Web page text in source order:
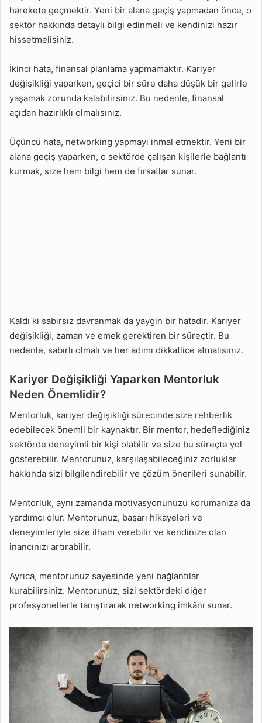
harekete geçmektir. Yeni bir alana geçiş yapmadan önce, o
sektör hakkında detaylı bilgi edinmeli ve kendinizi hazır
hissetmelisiniz.
İkinci hata, finansal planlama yapmamaktır. Kariyer
değişikliği yaparken, geçici bir süre daha düşük bir gelirle
yaşamak zorunda kalabilirsiniz. Bu nedenle, finansal
açıdan hazırlıklı olmalısınız.
Üçüncü hata, networking yapmayı ihmal etmektir. Yeni bir
alana geçiş yaparken, o sektörde çalışan kişilerle bağlantı
kurmak, size hem bilgi hem de fırsatlar sunar.
Kaldı ki sabırsız davranmak da yaygın bir hatadır. Kariyer
değişikliği, zaman ve emek gerektiren bir süreçtir. Bu
nedenle, sabırlı olmalı ve her adımı dikkatlice atmalısınız.
Kariyer Değişikliği Yaparken Mentorluk
Neden Önemlidir?
Mentorluk, kariyer değişikliği sürecinde size rehberlik
edebilecek önemli bir kaynaktır. Bir mentor, hedeflediğiniz
sektörde deneyimli bir kişi olabilir ve size bu süreçte yol
gösterebilir. Mentorunuz, karşılaşabileceğiniz zorluklar
hakkında sizi bilgilendirebilir ve çözüm önerileri sunabilir.
Mentorluk, aynı zamanda motivasyonunuzu korumanıza da
yardımcı olur. Mentorunuz, başarı hikayeleri ve
deneyimleriyle size ilham verebilir ve kendinize olan
inancınızı artırabilir.
Ayrıca, mentorunuz sayesinde yeni bağlantılar
kurabilirsiniz. Mentorunuz, sizi sektördeki diğer
profesyonellerle tanıştırarak networking imkânı sunar.